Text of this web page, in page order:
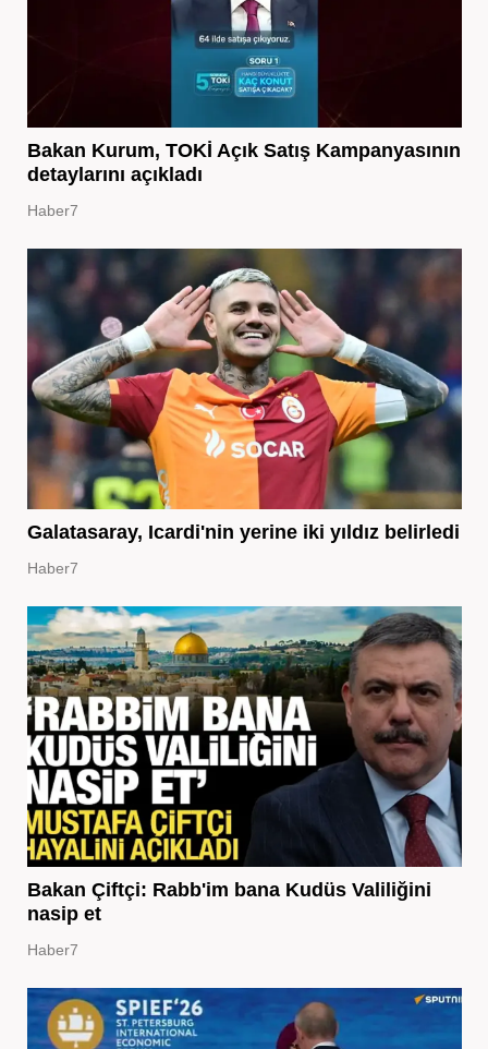
Bakan Kurum, TOKİ Açık Satış Kampanyasının
detaylarını açıkladı
Haber7
Galatasaray, Icardi'nin yerine iki yıldız belirledi
Haber7
Bakan Çiftçi: Rabb'im bana Kudüs Valiliğini
nasip et
Haber7